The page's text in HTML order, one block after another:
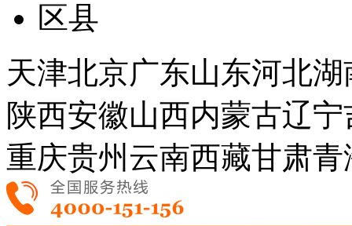
区县
天津北京广东山东河北湖
陕西安徽山西内蒙古辽宁
重庆贵州 云南西藏甘肃青